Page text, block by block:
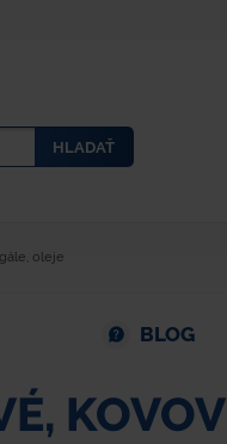
HLADAŤ
oleje
BLOG